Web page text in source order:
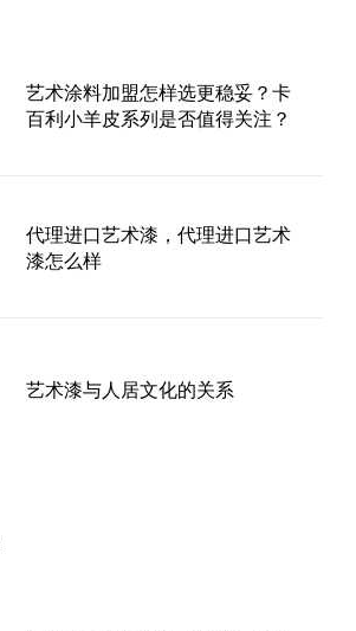
艺术涂料加盟怎样选更稳妥？卡
百利小羊皮系列是否值得关注？
代理进口艺术漆，代理进口艺术
漆怎么样
艺术漆与人居文化的关系